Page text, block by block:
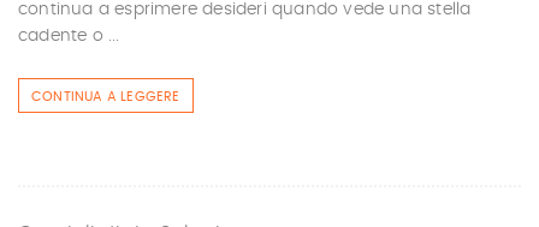
continua a esprimere desideri quando vede una stella
cadente o ...
CONTINUA A LEGGERE